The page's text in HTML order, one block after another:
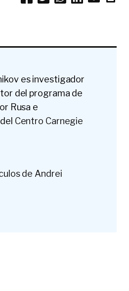
es investigador
del programa de
Rusa e
Centro Carnegie
de Andrei